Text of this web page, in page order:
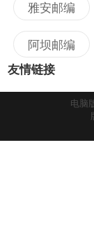
雅安邮编
阿坝邮编
友情链接
电脑